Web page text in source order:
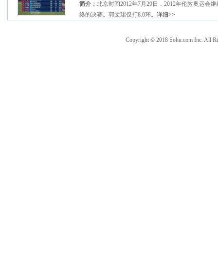
简介： 北京时间2012年7月29日，2012年伦敦奥运会
终的决赛。郭文珺仅打8.0环。 详细>>
Copyright © 2018 Sohu.com Inc. All